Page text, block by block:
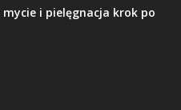
mycie i pielęgnacja krok po